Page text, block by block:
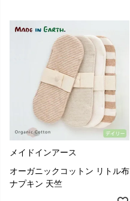
メイドインアース
オーガニックコットン リトル布
ナプキン 天竺